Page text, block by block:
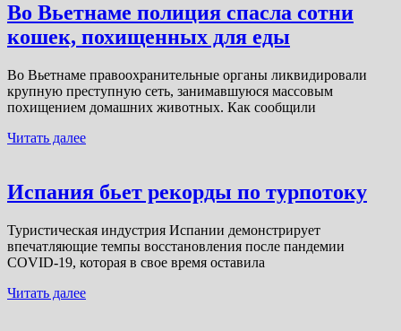
Во Вьетнаме полиция спасла сотни
кошек, похищенных для еды
Во Вьетнаме правоохранительные органы ликвидировали
крупную преступную сеть, занимавшуюся массовым
похищением домашних животных. Как сообщили
Читать далее
Испания бьет рекорды по турпотоку
Туристическая индустрия Испании демонстрирует
впечатляющие темпы восстановления после пандемии
COVID-19, которая в свое время оставила
Читать далее